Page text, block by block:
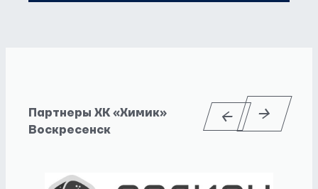
Партнеры ХК «Химик»
Воскресенск